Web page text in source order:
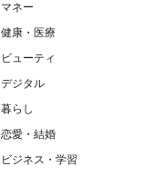
マネー
健康・医療
ビューティ
デジタル
暮らし
恋愛・結婚
ビジネス・学習